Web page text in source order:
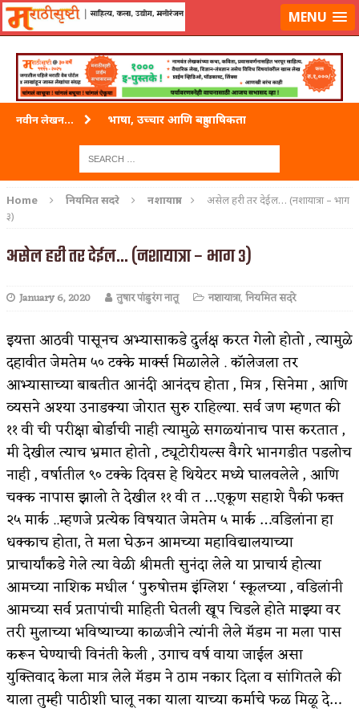
लॉग-इन करा|लेखक नोंदणी कराMENU
नवीन लेखन... भाषा, उच्चार आणि बहुभाषिकता
ताम्र – एक अफलातून धातू (COPPER)
अशी एक कविता लिहू इच्छिते
पुस्तके बदलायची आहेत तुम्हाला!
किती घोषणांचा पाऊस होता
कसं हुईन तं हू माय…
काळजाचे प्रेत
चमकदार चांदी
आदिवासींचा डॉक्टर, समाजसेवेचा ध्यास : डॉ. राहुल
जोशी
डेंग्यू: ताप उतरला म्हणजे धोका टळला असे नाही!
४ जुलै – इतिहासात घडलेल्या महत्त्वाच्या घटना
सुवर्ण – झळाळी
‘अर्थ’पूर्ण हास्य
अष्टपैलू : खंडू रांगणेकर
Home नियमित सदरे नशायात्रा
असेल हरी तर देईल… (नशायात्रा – भाग
३)
असेल हरी तर देईल… (नशायात्रा – भाग ३)
January 6, 2020 तुषार पांडुरंग नातू नशायात्रा,नियमित सदरे
इयत्ता आठवी पासूनच अभ्यासाकडे दुर्लक्ष करत गेलो होतो , त्यामुळे
दहावीत जेमतेम ५० टक्के मार्क्स मिळालेले . कॉलेजला तर
आभ्यासाच्या बाबतीत आनंदी आनंदच होता , मित्र , सिनेमा , आणि
व्यसने अश्या उनाडक्या जोरात सुरु राहिल्या. सर्व जण म्हणत की
११ वी ची परीक्षा बोर्डाची नाही त्यामुळे सगळ्यांनाच पास करतात ,
मी देखील त्याच भ्रमात होतो , ट्यूटोरीयल्स वैगरे भानगडीत पडलोच
नाही , वर्षातील ९० टक्के दिवस हे थियेटर मध्ये घालवलेले , आणि
चक्क नापास झालो ते देखील ११ वी त …एकूण सहाशे पैकी फक्त
२५ मार्क ..म्हणजे प्रत्येक विषयात जेमतेम ५ मार्क …वडिलांना हा
धक्काच होता, ते मला घेऊन आमच्या महाविद्यालयाच्या
प्राचार्यांकडे गेले त्या वेळी श्रीमती सुनंदा लेले या प्राचार्य होत्या
आमच्या नाशिक मधील ‘ पुरुषोत्तम इंग्लिश ‘ स्कूलच्या , वडिलांनी
आमच्या सर्व प्रतापांची माहिती घेतली खूप चिडले होते माझ्या वर
तरी मुलाच्या भविष्याच्या काळजीने त्यांनी लेले मॅडम ना मला पास
करून घेण्याची विनंती केली , उगाच वर्ष वाया जाईल असा
युक्तिवाद केला मात्र लेले मॅडम ने ठाम नकार दिला व सांगितले की
याला तुम्ही पाठीशी घालू नका याला याच्या कर्माचे फळ मिळू दे…